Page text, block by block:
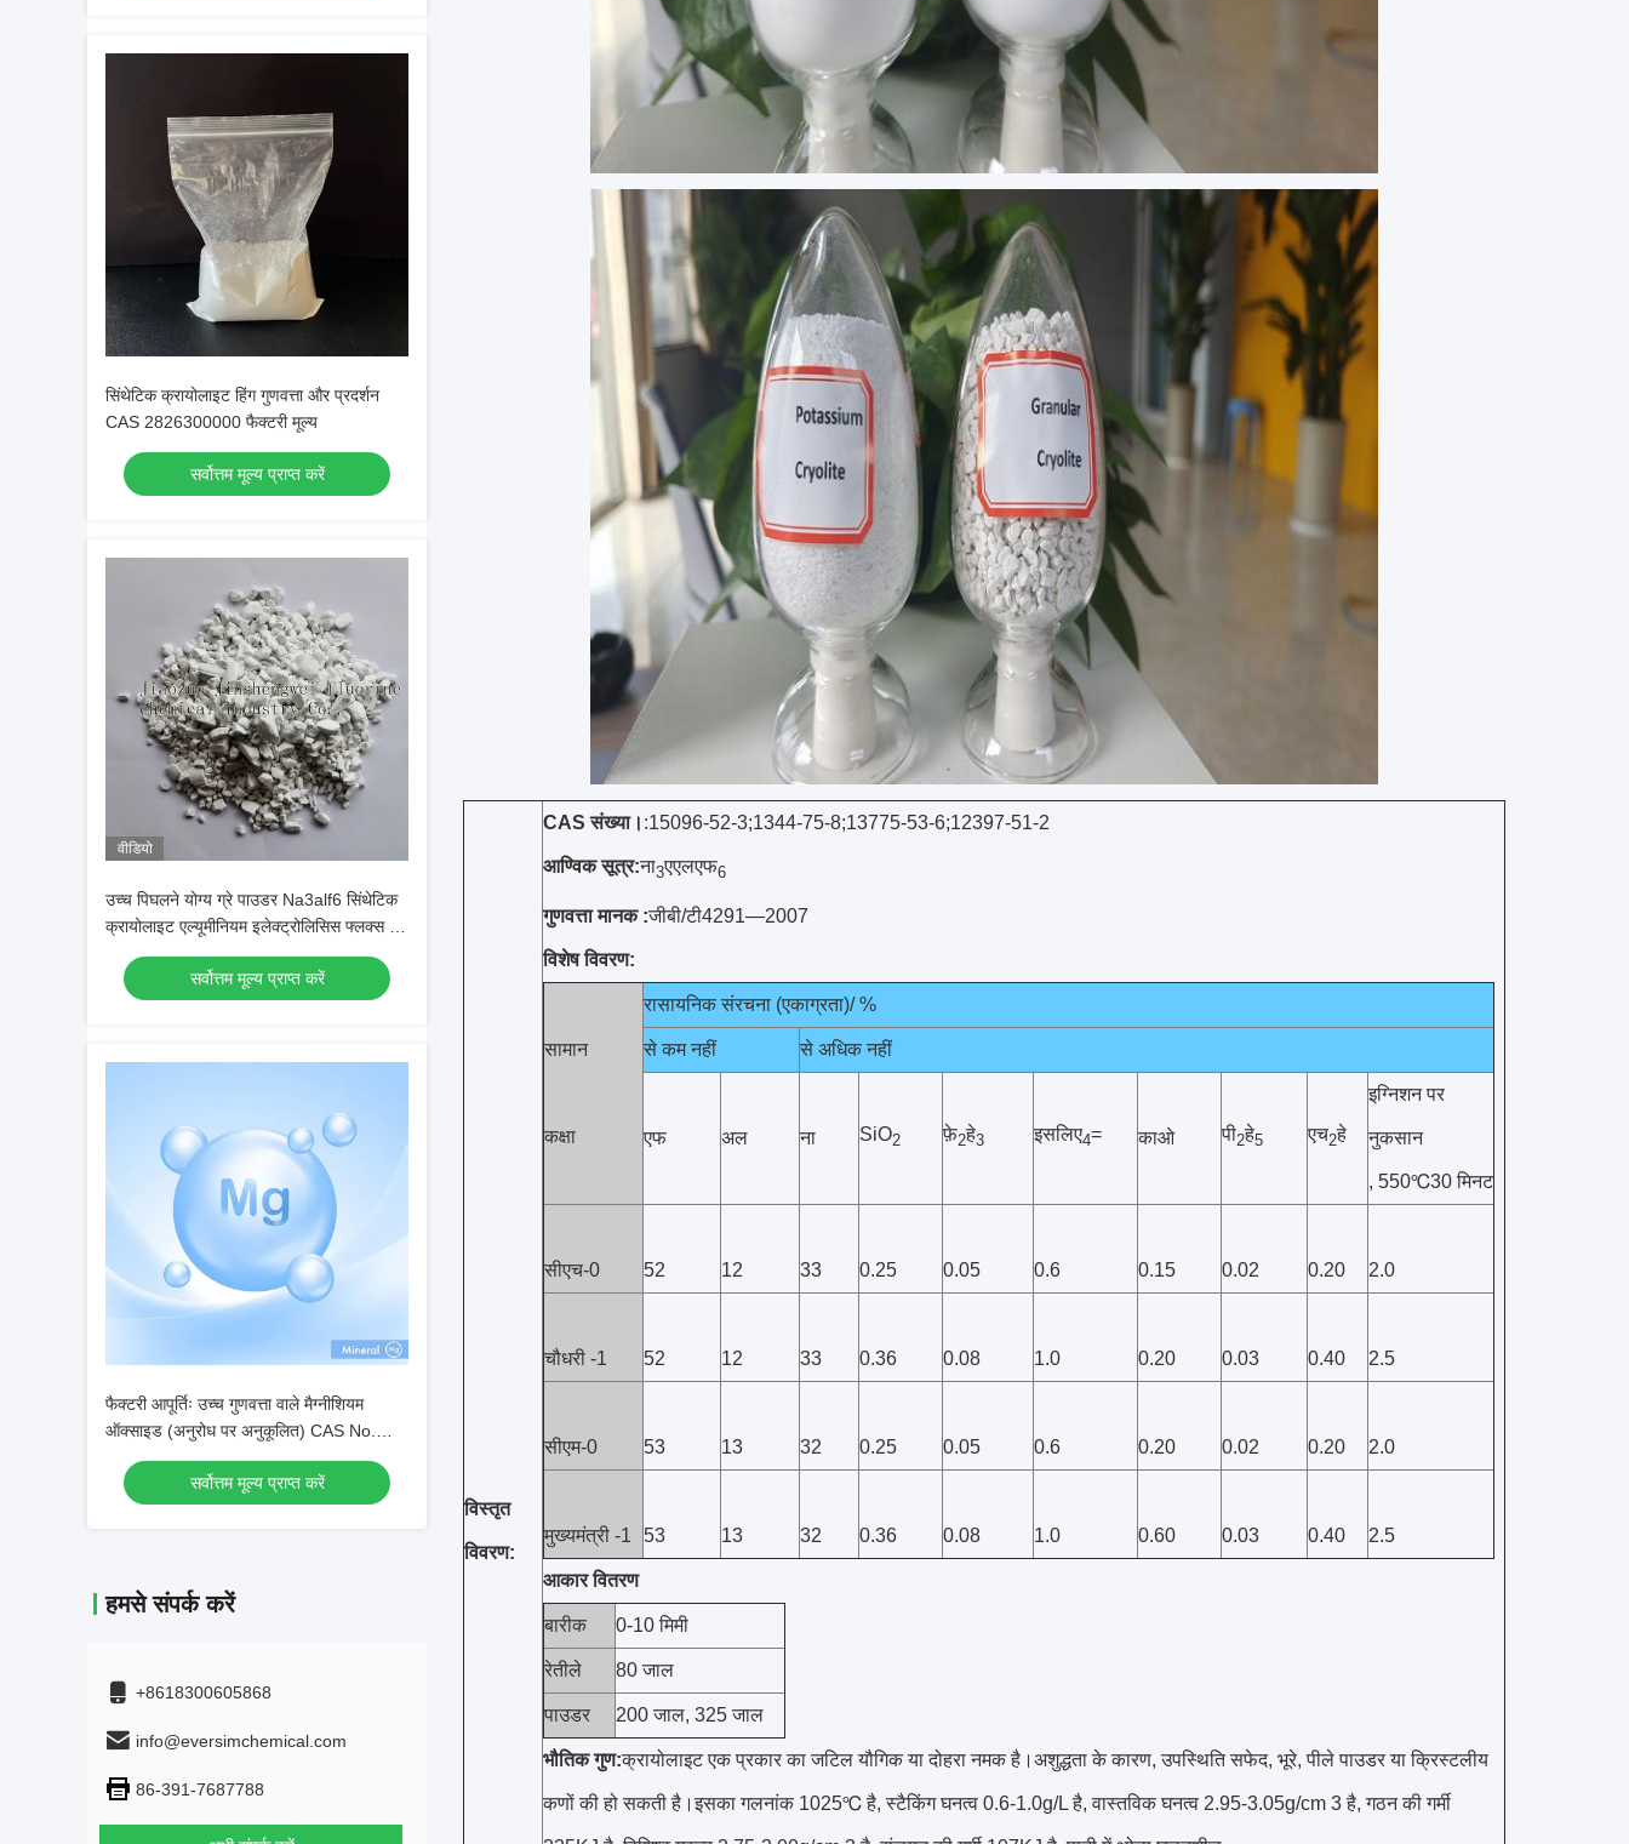
सिंथेटिक क्रायोलाइट हिंग गुणवत्ता और प्रदर्शन
CAS 2826300000 फैक्टरी मूल्य
सर्वोत्तम मूल्य प्राप्त करें
वीडियो
उच्च पिघलने योग्य ग्रे पाउडर Na3alf6 सिंथेटिक
क्रायोलाइट एल्यूमीनियम इलेक्ट्रोलिसिस फ्लक्स के
रूप में उपयोग किया जाता है
सर्वोत्तम मूल्य प्राप्त करें
फैक्टरी आपूर्तिः उच्च गुणवत्ता वाले मैग्नीशियम
ऑक्साइड (अनुरोध पर अनुकूलित) CAS No.
1309-48-4
सर्वोत्तम मूल्य प्राप्त करें
हमसे संपर्क करें
+8618300605868
info@eversimchemical.com
86-391-7687788
विस्तृत
विवरण:
CAS संख्या। :15096-52-3;1344-75-8;13775-53-6;12397-51-2
आण्विक सूत्र:ना3एएलएफ6
गुणवत्ता मानक :जीबी/टी4291—2007
विशेष विवरण:
सामान
कक्षा
रासायनिक संरचना (एकाग्रता)/ %
से कम नहीं से अधिक नहीं
एफ अल ना SiO2 फ़े2हे3 इसलिए4= काओ पी2हे5 एच2हे
इग्निशन पर
नुकसान
, 550℃30 मिनट
सीएच-0 52 12 33 0.25 0.05 0.6 0.15 0.02 0.20 2.0
चौधरी -1 52 12 33 0.36 0.08 1.0 0.20 0.03 0.40 2.5
सीएम-0 53 13 32 0.25 0.05 0.6 0.20 0.02 0.20 2.0
मुख्यमंत्री -1 53 13 32 0.36 0.08 1.0 0.60 0.03 0.40 2.5
आकार वितरण
बारीक 0-10 मिमी
रेतीले 80 जाल
पाउडर 200 जाल, 325 जाल
भौतिक गुण:क्रायोलाइट एक प्रकार का जटिल यौगिक या दोहरा नमक है।अशुद्धता के कारण, उपस्थिति सफेद, भूरे, पीले पाउडर या क्रिस्टलीय
कणों की हो सकती है।इसका गलनांक 1025℃ है, स्टैकिंग घनत्व 0.6-1.0g/L है, वास्तविक घनत्व 2.95-3.05g/cm 3 है, गठन की गर्मी